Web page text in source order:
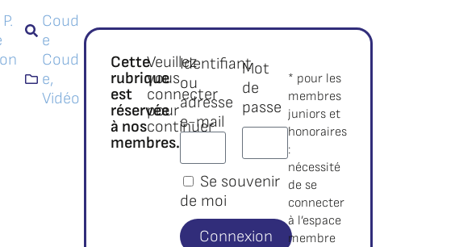
Coud
e
Coud
e,
Vidéo
Cette
rubrique
est
réservée
à nos
membres.*
Veuillez
vous
connecter
pour
continuer
:
Identifiant
ou
adresse
e-mail
Mot
de
passe
Se souvenir
de moi
Connexion
* pour les
membres
juniors et
honoraires
:
nécessité
de se
connecter
à l’espace
membre